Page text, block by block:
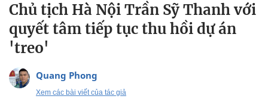
Chủ tịch Hà Nội Trần Sỹ Thanh với
quyết tâm tiếp tục thu hồi dự án
'treo'
Quang Phong
Xem các bài viết của tác giả